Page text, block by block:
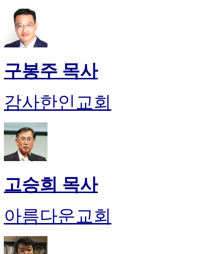
구봉주 목사
감사한인교회
고승희 목사
아름다운교회